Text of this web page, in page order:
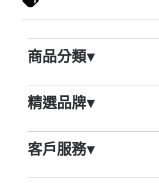
商品分類▾
精選品牌▾
客戶服務▾